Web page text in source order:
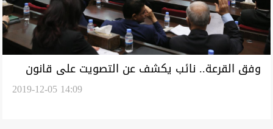
وفق القرعة.. نائب يكشف عن التصويت على قانون
2019-12-05 14:09